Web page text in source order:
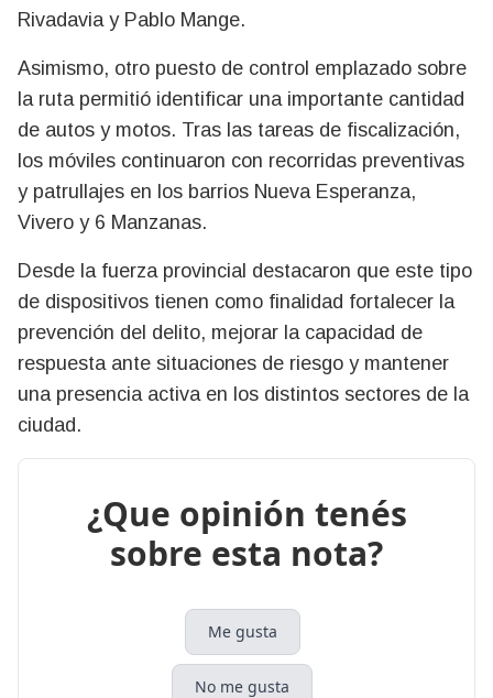
Rivadavia y Pablo Mange.
Asimismo, otro puesto de control emplazado sobre
la ruta permitió identificar una importante cantidad
de autos y motos. Tras las tareas de fiscalización,
los móviles continuaron con recorridas preventivas
y patrullajes en los barrios Nueva Esperanza,
Vivero y 6 Manzanas.
Desde la fuerza provincial destacaron que este tipo
de dispositivos tienen como finalidad fortalecer la
prevención del delito, mejorar la capacidad de
respuesta ante situaciones de riesgo y mantener
una presencia activa en los distintos sectores de la
ciudad.
¿Que opinión tenés
sobre esta nota?
Me gusta
No me gusta